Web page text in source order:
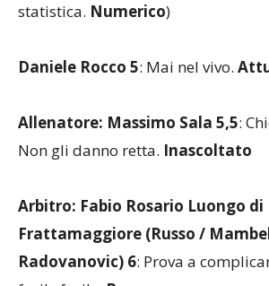
statistica. Numerico)
Daniele Rocco 5: Mai nel vivo.
Allenatore: Massimo Sala 5,5:
Non gli danno retta. Inascoltato
Arbitro: Fabio Rosario Luongo di
Frattamaggiore (Russo /
Radovanovic) 6: Prova a